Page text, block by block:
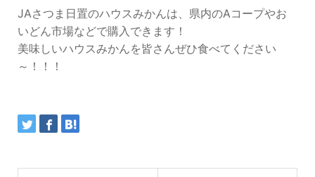
JAさつま日置のハウスみかんは、県内のAコープやお
いどん市場などで購入できます！
美味しいハウスみかんを皆さんぜひ食べてください
～！！！